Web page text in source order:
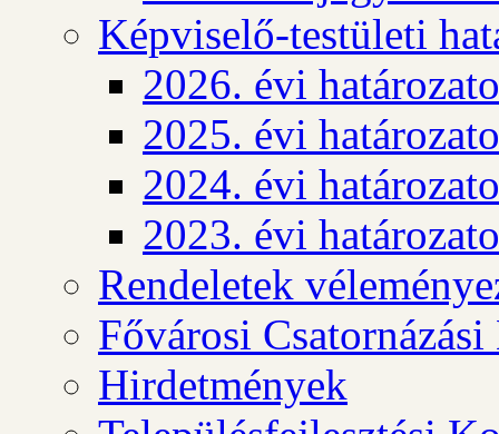
Képviselő-testületi
2026. évi
2025. évi
2024. évi
2023. évi
Rendeletek
Fővárosi
Hirdetmények